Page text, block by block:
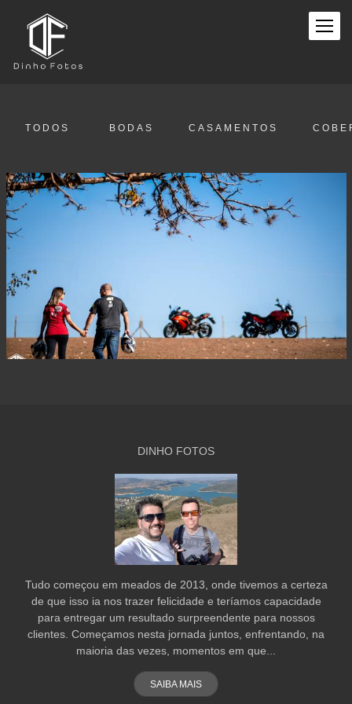
TODOS BODAS CASAMENTOS
DINHO FOTOS
Tudo começou em meados de 2013, onde tivemos a certeza
de que isso ia nos trazer felicidade e teríamos capacidade
para entregar um resultado surpreendente para nossos
clientes. Começamos nesta jornada juntos, enfrentando, na
maioria das vezes, momentos em que...
SAIBA MAIS